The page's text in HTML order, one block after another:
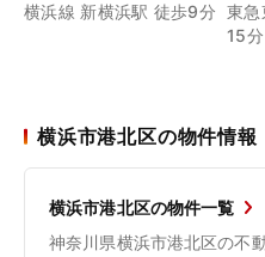
横浜線 新横浜駅 徒歩9分 東急
15分
横浜市港北区の物件情報
横浜市港北区の物件一覧
神奈川県横浜市港北区の不